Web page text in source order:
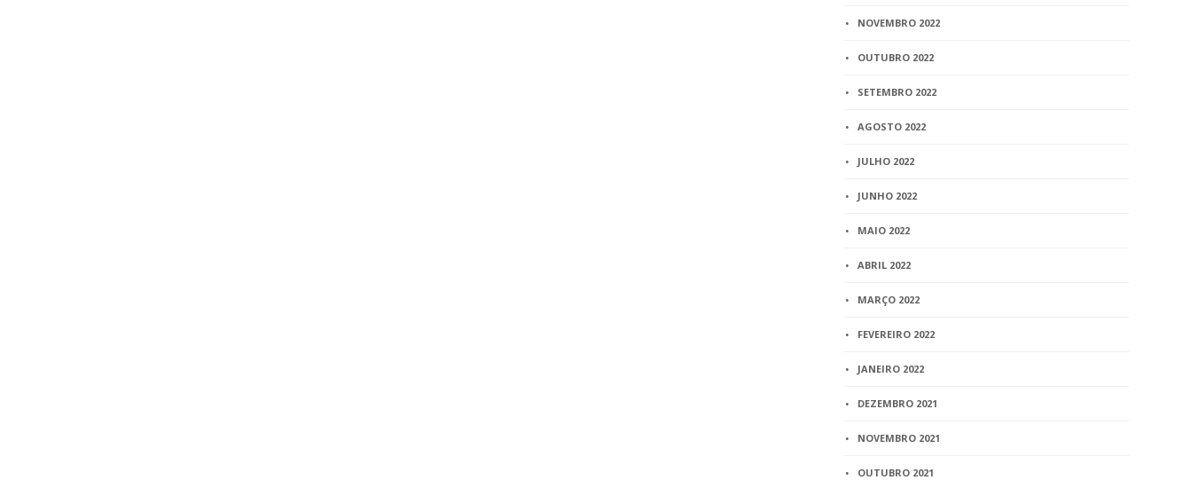
NOVEMBRO 2022
OUTUBRO 2022
SETEMBRO 2022
AGOSTO 2022
JULHO 2022
JUNHO 2022
MAIO 2022
ABRIL 2022
MARÇO 2022
FEVEREIRO 2022
JANEIRO 2022
DEZEMBRO 2021
NOVEMBRO 2021
OUTUBRO 2021